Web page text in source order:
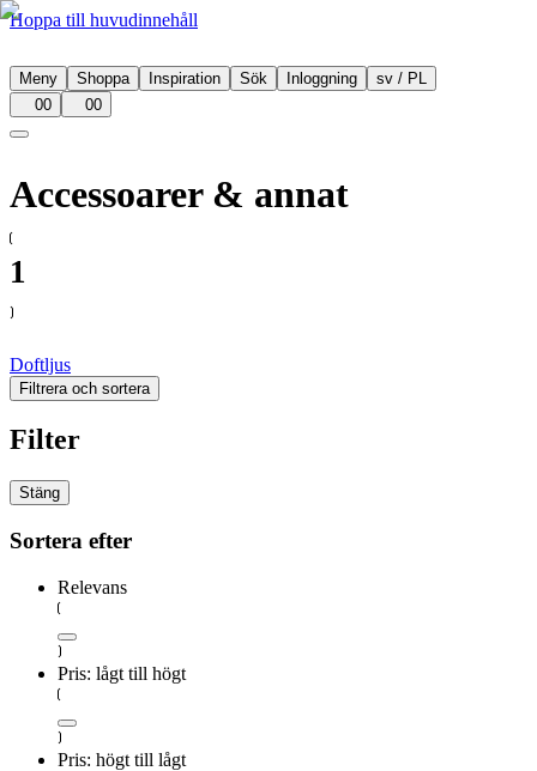
Hoppa till huvudinnehåll
Meny Shoppa Inspiration Sök Inloggning sv / PL
00
00
Accessoarer & annat
1
Doftljus
Filtrera och sortera
Filter
Stäng
Sortera efter
Relevans
Pris: lågt till högt
Pris: högt till lågt